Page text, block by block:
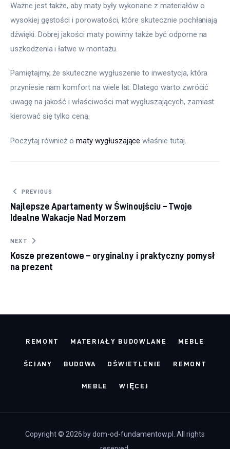
Ważne jest także, aby maty były wykonane z materiałów o
wysokiej gęstości i porowatości, które skutecznie pochłaniają
dźwięki. Dobrej jakości maty powinny także być odporne na
uszkodzenia i łatwe w montażu.
Pamiętajmy, że skuteczne wygłuszenie to inwestycja, która
przyniesie nam komfort na wiele lat. Dlatego warto zwrócić
uwagę na jakość i właściwości mat wygłuszających, zamiast
kierować się tylko ceną.
Poczytaj również o maty wygłuszające właśnie tutaj.
Nawigacja
wpisu
PREVIOUS
Najlepsze Apartamenty w Świnoujściu – Twoje
Idealne Wakacje Nad Morzem
NEXT
Kosze prezentowe – oryginalny i praktyczny pomysł
na prezent
REMONT MATERIAŁY BUDOWLANE MEBLE
ŚCIANY BUDOWA OŚWIETLENIE REMONT
MEBLE WIĘCEJ
Copyright © 2026 by dom-od-fundamentow.pl. All rights